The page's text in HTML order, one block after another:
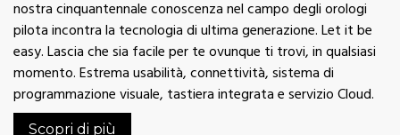
nostra cinquantennale conoscenza nel campo degli orologi
pilota incontra la tecnologia di ultima generazione. Let it be
easy. Lascia che sia facile per te ovunque ti trovi, in qualsiasi
momento. Estrema usabilità, connettività, sistema di
programmazione visuale, tastiera integrata e servizio Cloud.
Scopri di più